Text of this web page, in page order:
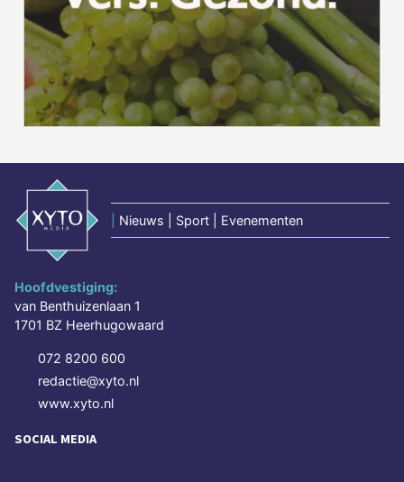
Nieuws | Sport | Evenementen
Hoofdvestiging:
van Benthuizenlaan 1
1701 BZ Heerhugowaard
072 8200 600
redactie@xyto.nl
www.xyto.nl
SOCIAL MEDIA